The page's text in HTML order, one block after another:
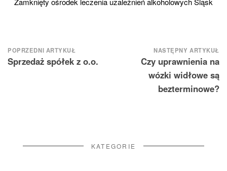
Nawigacja
wpisu
POPRZEDNI ARTYKUŁ
Sprzedaż spółek z o.o.
NASTĘPNY ARTYKUŁ
Czy uprawnienia na
wózki widłowe są
bezterminowe?
KATEGORIE